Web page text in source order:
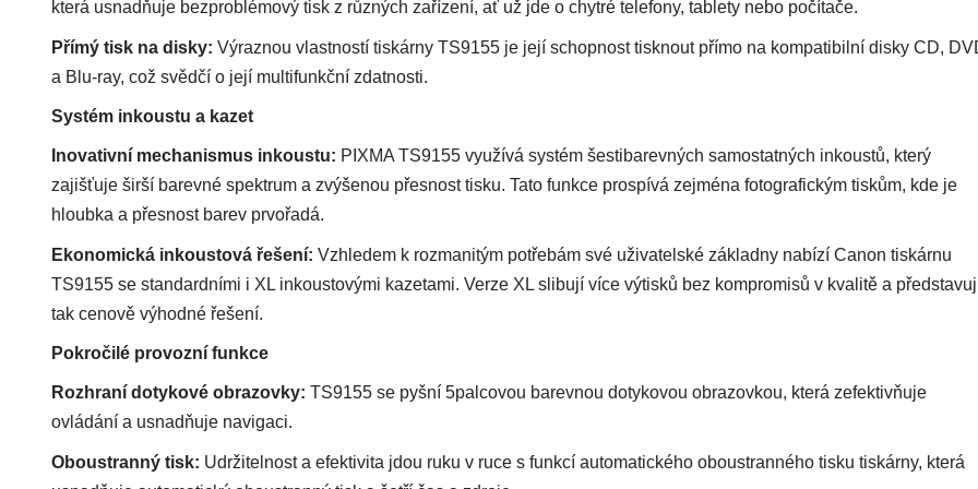
která usnadňuje bezproblémový tisk z různých zařízení, ať už jde o chytré telefony, tablety nebo počítače.
Přímý tisk na disky: Výraznou vlastností tiskárny TS9155 je její schopnost tisknout přímo na kompatibilní disky CD,
a Blu-ray, což svědčí o její multifunkční zdatnosti.
Systém inkoustu a kazet
Inovativní mechanismus inkoustu: PIXMA TS9155 využívá systém šestibarevných samostatných inkoustů, který
zajišťuje širší barevné spektrum a zvýšenou přesnost tisku. Tato funkce prospívá zejména fotografickým tiskům, kde je
hloubka a přesnost barev prvořadá.
Ekonomická inkoustová řešení: Vzhledem k rozmanitým potřebám své uživatelské základny nabízí Canon tiskárnu
TS9155 se standardními i XL inkoustovými kazetami. Verze XL slibují více výtisků bez kompromisů v kvalitě a
tak cenově výhodné řešení.
Pokročilé provozní funkce
Rozhraní dotykové obrazovky: TS9155 se pyšní 5palcovou barevnou dotykovou obrazovkou, která zefektivňuje
ovládání a usnadňuje navigaci.
Oboustranný tisk: Udržitelnost a efektivita jdou ruku v ruce s funkcí automatického oboustranného tisku tiskárny, která